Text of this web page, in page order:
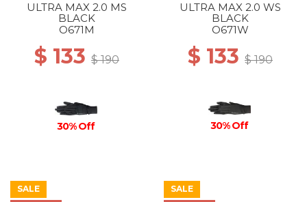
ULTRA MAX 2.0 MS
BLACK
O671M
$ 133 $ 190
30% Off
ULTRA MAX 2.0 WS
BLACK
O671W
$ 133 $ 190
30% Off
SALE
SALE